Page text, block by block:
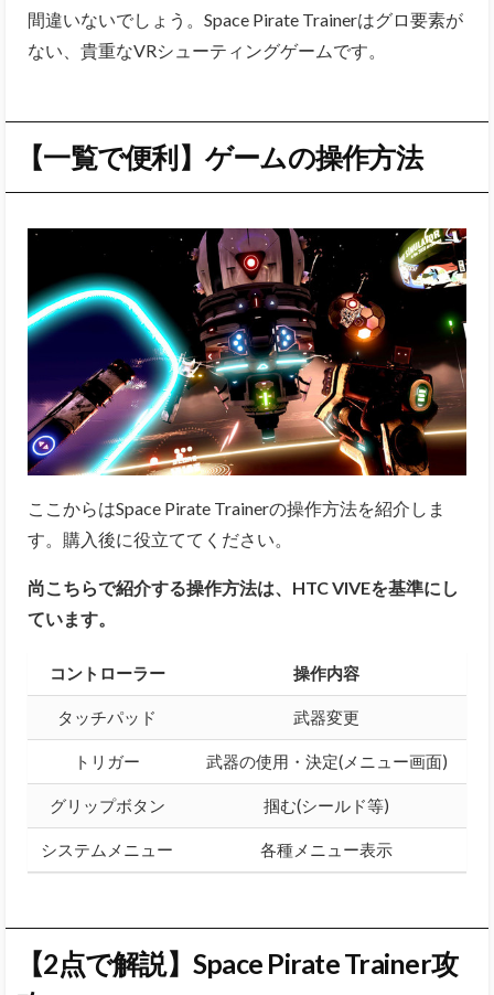
間違いないでしょう。Space Pirate Trainerはグロ要素が
ない、貴重なVRシューティングゲームです。
【一覧で便利】ゲームの操作方法
ここからはSpace Pirate Trainerの操作方法を紹介しま
す。購入後に役立ててください。
尚こちらで紹介する操作方法は、HTC VIVEを基準にし
ています。
コントローラー 操作内容
タッチパッド 武器変更
トリガー 武器の使用・決定(メニュー画面)
グリップボタン 掴む(シールド等)
システムメニュー 各種メニュー表示
【2点で解説】Space Pirate Trainer攻